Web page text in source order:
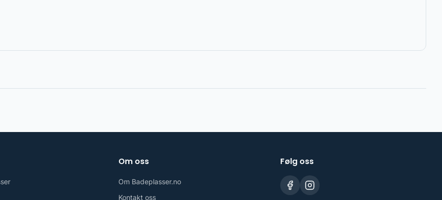
Om oss
Om Badeplasser.no
Kontakt oss
Følg oss